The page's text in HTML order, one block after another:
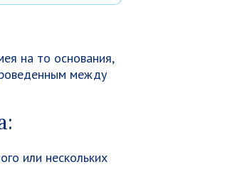
на то основания,
между
или нескольких